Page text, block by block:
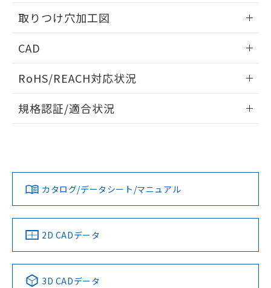
取りつけ穴加工図
CAD
ドすることができます。
ログイン/会員登録
ダウンロードデータをご利用いただく前に、以下を必ずお読
みください。
ソフトウェアの使用条件
RoHS/REACH対応状況
EU RoHS 注意事項・凡例
対応済み
中国 RoHS 注意事項・凡例
規格認証/適合状況
LR型式承認
（イギリス
船舶規格）
DNV型式承認
（ノルウェー
BV型式承認
（フランス
KR型式
（韓国
No No No No
カタログ/データシート/マニュアル
2D CADデータ
3D CADデータ
既に当社にて対応品への在庫切替を完了
していることから、特段のことがない限
り、2022年1月12日より割愛しておりま